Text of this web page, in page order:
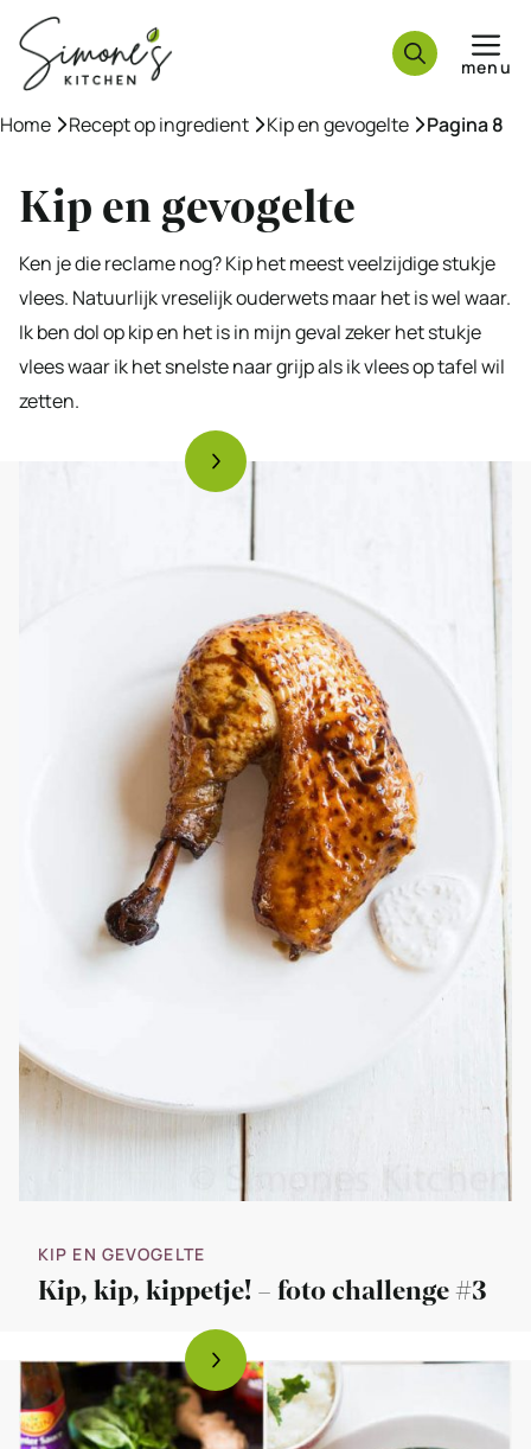
naar
inhoud
menu
Home »Recept op ingredient »Kip en gevogelte »Pagina 8
Kip en gevogelte
Ken je die reclame nog? Kip het meest veelzijdige stukje
vlees. Natuurlijk vreselijk ouderwets maar het is wel waar.
Ik ben dol op kip en het is in mijn geval zeker het stukje
vlees waar ik het snelste naar grijp als ik vlees op tafel wil
zetten.
KIP EN GEVOGELTE
Kip, kip, kippetje! – foto challenge #3